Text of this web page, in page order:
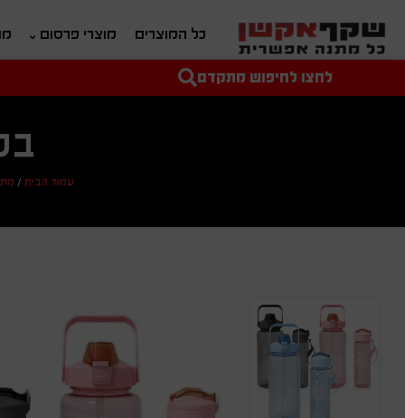
כל המוצרים מוצרי פרסום
טקסט חופשי לחיפוש מחיר מיני'לחצו לחיפוש מתקדם
עמוד הבית /